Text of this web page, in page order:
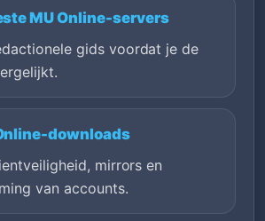
MU Online-servers
gids voordat je de
downloads
mirrors en
van accounts.